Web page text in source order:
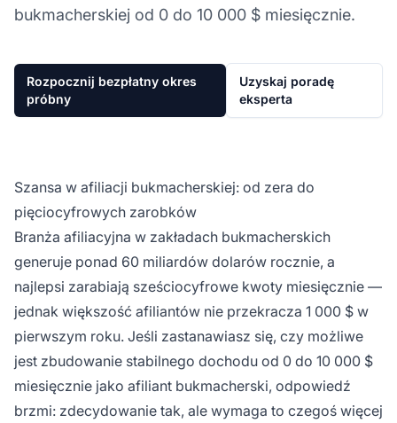
bukmacherskiej od 0 do 10 000 $ miesięcznie.
Rozpocznij bezpłatny okres
próbny
Uzyskaj poradę
eksperta
Szansa w afiliacji bukmacherskiej: od zera do
pięciocyfrowych zarobków
Branża afiliacyjna w zakładach bukmacherskich
generuje ponad 60 miliardów dolarów rocznie, a
najlepsi zarabiają sześciocyfrowe kwoty miesięcznie —
jednak większość afiliantów nie przekracza 1 000 $ w
pierwszym roku. Jeśli zastanawiasz się, czy możliwe
jest zbudowanie stabilnego dochodu od 0 do 10 000 $
miesięcznie jako afiliant bukmacherski, odpowiedź
brzmi: zdecydowanie tak, ale wymaga to czegoś więcej